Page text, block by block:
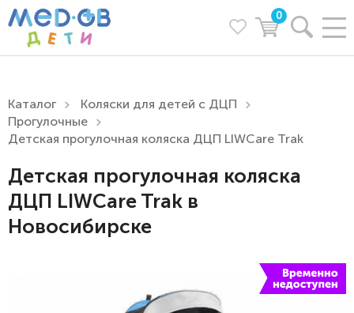
0
Каталог
Коляски для детей с ДЦП
Прогулочные
Детская прогулочная коляска ДЦП LIWCare Trak
Детская прогулочная коляска
ДЦП LIWCare Trak в
Новосибирске